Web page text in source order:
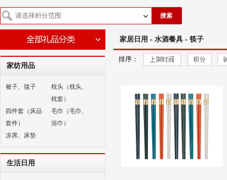
搜索
家纺用品
被子、毯子
枕头（枕头、
枕套）
四件套（床品
套件）
毛巾（毛巾、
浴巾）
凉席、床垫
生活日用
家居日用 - 水酒餐具 - 筷子
排序：